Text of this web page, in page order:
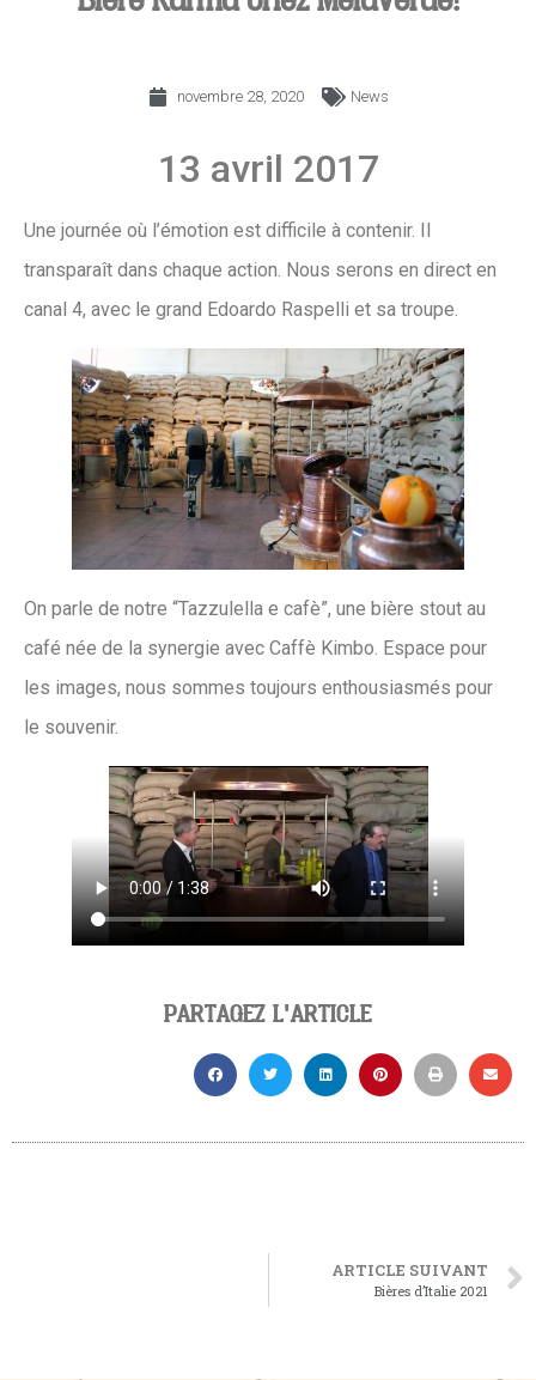
novembre 28, 2020 News
13 avril 2017
Une journée où l’émotion est difficile à contenir. Il
transparaît dans chaque action. Nous serons en direct en
canal 4, avec le grand Edoardo Raspelli et sa troupe.
On parle de notre “Tazzulella e cafè”, une bière stout au
café née de la synergie avec Caffè Kimbo. Espace pour
les images, nous sommes toujours enthousiasmés pour
le souvenir.
PARTAGEZ L'ARTICLE
ARTICLE SUIVANT
Bières d’Italie 2021